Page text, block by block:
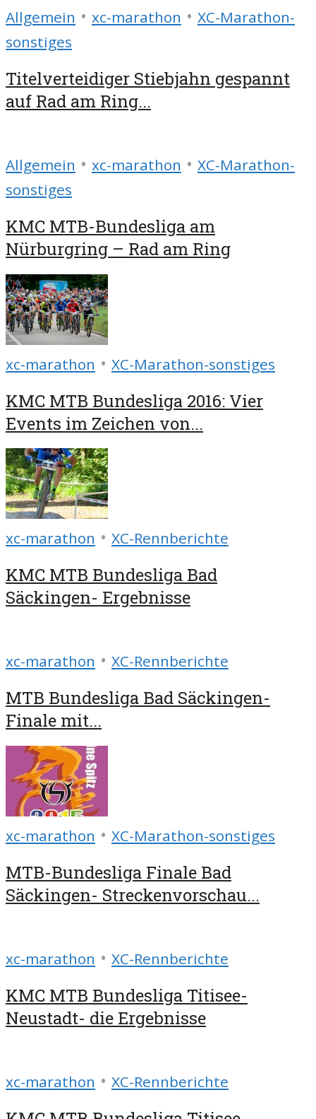
Allgemein • xc-marathon • XC-Marathon-
sonstiges
Titelverteidiger Stiebjahn gespannt
auf Rad am Ring...
Allgemein • xc-marathon • XC-Marathon-
sonstiges
KMC MTB-Bundesliga am
Nürburgring – Rad am Ring
xc-marathon • XC-Marathon-sonstiges
KMC MTB Bundesliga 2016: Vier
Events im Zeichen von...
xc-marathon • XC-Rennberichte
KMC MTB Bundesliga Bad
Säckingen- Ergebnisse
xc-marathon • XC-Rennberichte
MTB Bundesliga Bad Säckingen-
Finale mit...
xc-marathon • XC-Marathon-sonstiges
MTB-Bundesliga Finale Bad
Säckingen- Streckenvorschau...
xc-marathon • XC-Rennberichte
KMC MTB Bundesliga Titisee-
Neustadt- die Ergebnisse
xc-marathon • XC-Rennberichte